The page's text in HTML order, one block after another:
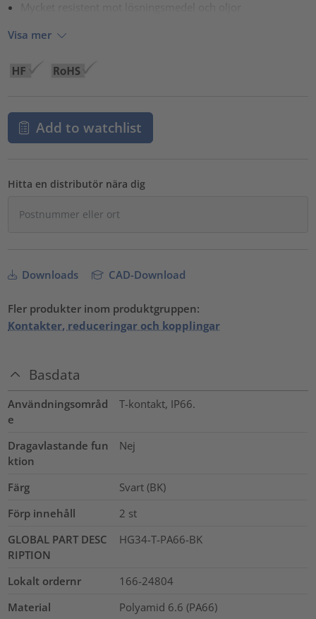
Visa mer
Add to watchlist
Hitta en distributör nära dig
Downloads CAD-Download
Fler produkter inom produktgruppen:
Kontakter, reduceringar och kopplingar
Basdata
Användningsområd
e
T-kontakt, IP66.
Dragavlastande fun
ktion
Nej
Färg
Svart (BK)
Förp innehåll
2 st
GLOBAL PART DESC
RIPTION
HG34-T-PA66-BK
Lokalt ordernr
166-24804
Material
Polyamid 6.6 (PA66)